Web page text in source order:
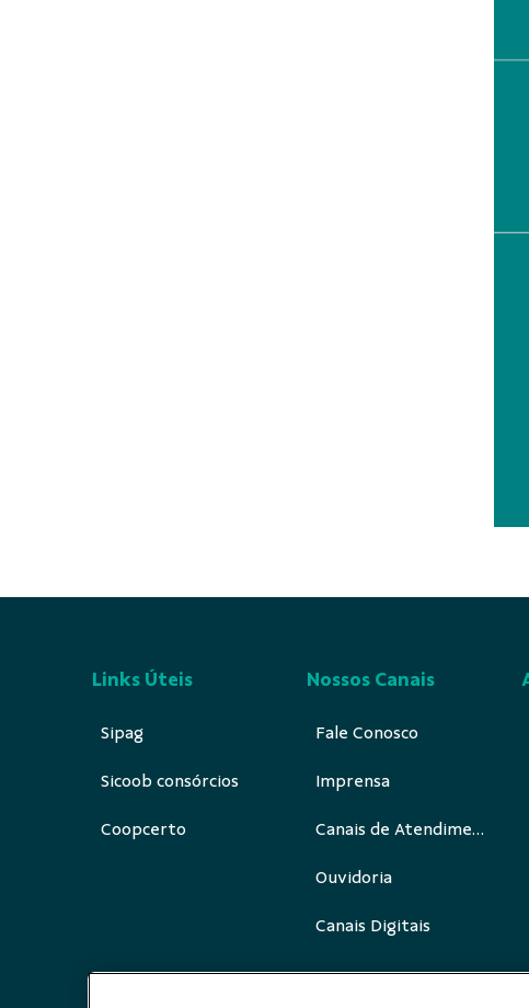
Links Úteis
Sipag
Sicoob consórcios
Coopcerto
Nossos Canais
Fale Conosco
Imprensa
Canais de Atendimento
Ouvidoria
Canais Digitais